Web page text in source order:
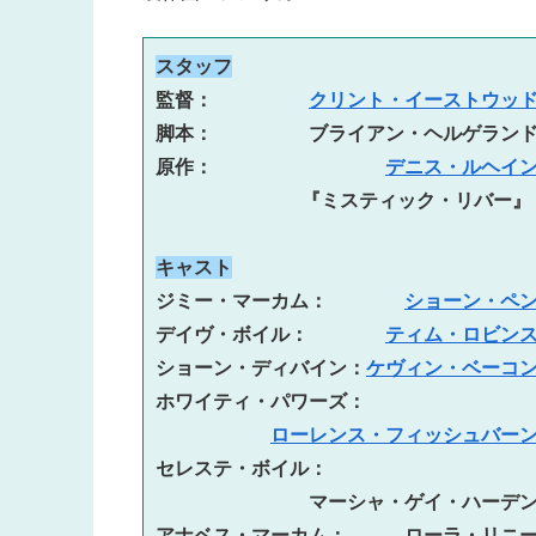
スタッフ
監督： クリント・イーストウッド
脚本：　　　　　ブライアン・ヘルゲランド
原作： デニス・ルヘイ
『ミスティック・リバー』
キャスト
ジミー・マーカム： ショーン・ペ
デイヴ・ボイル： ティム・ロビンス
ショーン・ディバイン： ケヴィン・ベーコ
ホワイティ・パワーズ：
ローレンス・フィッシュバー
セレステ・ボイル：
マーシャ・ゲイ・ハーデ